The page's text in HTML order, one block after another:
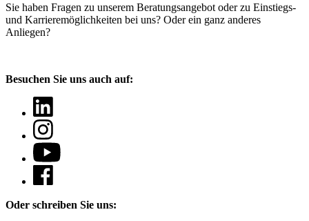
Sie haben Fragen zu unserem Beratungsangebot oder zu Einstiegs-
und Karrieremöglichkeiten bei uns? Oder ein ganz anderes
Anliegen?
Besuchen Sie uns auch auf:
Oder schreiben Sie uns: